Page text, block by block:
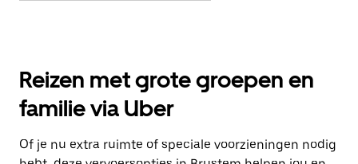
Reizen met grote groepen en
familie via Uber
Of je nu extra ruimte of speciale voorzieningen nodig